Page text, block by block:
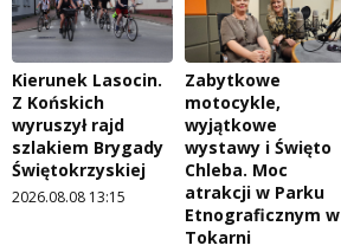
Kierunek Lasocin.
Z Końskich
wyruszył rajd
szlakiem Brygady
Świętokrzyskiej
2026.08.08 13:15
Zabytkowe
motocykle,
wyjątkowe
wystawy i Święto
Chleba. Moc
atrakcji w Parku
Etnograficznym w
Tokarni